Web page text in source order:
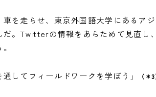
車を走らせ、東京外国語大学にあるア
だ。Twitterの情報をあらためて見直し
通してフィールドワークを学ぼう」 （＊3